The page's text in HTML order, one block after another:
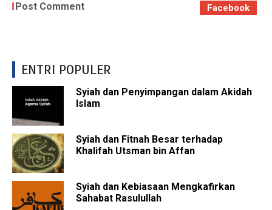
Post Comment Facebook
ENTRI POPULER
Syiah dan Penyimpangan dalam Akidah
Islam
Syiah dan Fitnah Besar terhadap
Khalifah Utsman bin Affan
Syiah dan Kebiasaan Mengkafirkan
Sahabat Rasulullah